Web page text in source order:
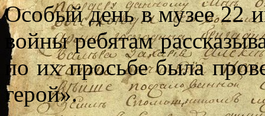
Особый день в музее 22
войны ребятам
по их просьбе была
герой».